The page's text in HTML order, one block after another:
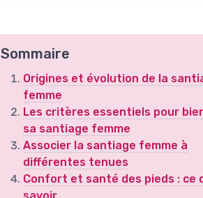
Sommaire
Origines et évolution de la
femme
Les critères essentiels pour
sa santiage femme
Associer la santiage femme à
différentes tenues
Confort et santé des pieds : ce